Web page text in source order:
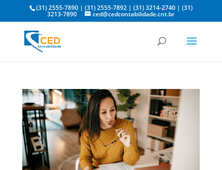
(31) 2555-7890| (31) 2555-7892| (31) 3214-2740| (31)
3213-7890 ced@cedcontabilidade.cnt.br